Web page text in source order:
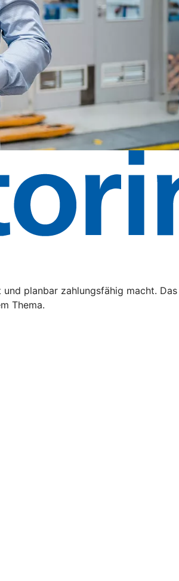
planbar zahlungsfähig macht.
Thema.